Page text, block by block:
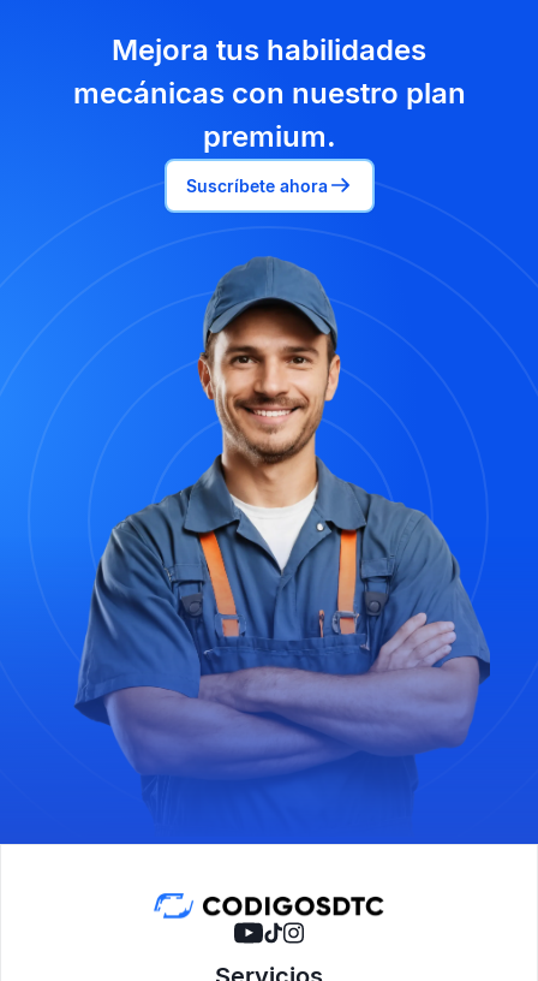
Mejora tus habilidades
mecánicas con nuestro plan
premium.
Suscríbete ahora